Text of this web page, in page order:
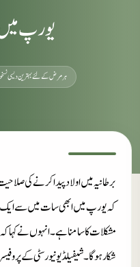
یورپ
ہر مرض کے لئے بہترین دیسی
برطانیہ میں اولاد پیدا کرنے کی
کہ یورپ میں ابھی سات میں سے
مشکلات کا سامنا ہے۔ انہوں نے کہا
شکار ہوگا۔شیفیلڈ یونیورسٹی کے